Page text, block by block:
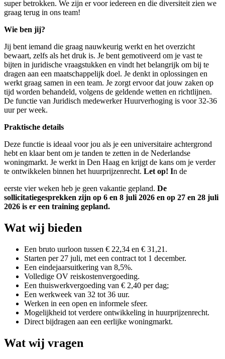
super betrokken. We zijn er voor iedereen en die diversiteit zien we
graag terug in ons team!
Wie ben jij?
Jij bent iemand die graag nauwkeurig werkt en het overzicht
bewaart, zelfs als het druk is. Je bent gemotiveerd om je vast te
bijten in juridische vraagstukken en vindt het belangrijk om bij te
dragen aan een maatschappelijk doel. Je denkt in oplossingen en
werkt graag samen in een team. Je zorgt ervoor dat jouw zaken op
tijd worden behandeld, volgens de geldende wetten en richtlijnen.
De functie van Juridisch medewerker Huurverhoging is voor 32-36
uur per week.
Praktische details
Deze functie is ideaal voor jou als je een universitaire achtergrond
hebt en klaar bent om je tanden te zetten in de Nederlandse
woningmarkt. Je werkt in Den Haag en krijgt de kans om je verder
te ontwikkelen binnen het huurprijzenrecht. Let op! In de
eerste vier weken heb je geen vakantie gepland. De
sollicitatiegesprekken zijn op 6 en 8 juli 2026 en op 27 en 28 juli
2026 is er een training gepland.
Wat wij bieden
Een bruto uurloon tussen € 22,34 en € 31,21.
Starten per 27 juli, met een contract tot 1 december.
Een eindejaarsuitkering van 8,5%.
Volledige OV reiskostenvergoeding.
Een thuiswerkvergoeding van € 2,40 per dag;
Een werkweek van 32 tot 36 uur.
Werken in een open en informele sfeer.
Mogelijkheid tot verdere ontwikkeling in huurprijzenrecht.
Direct bijdragen aan een eerlijke woningmarkt.
Wat wij vragen